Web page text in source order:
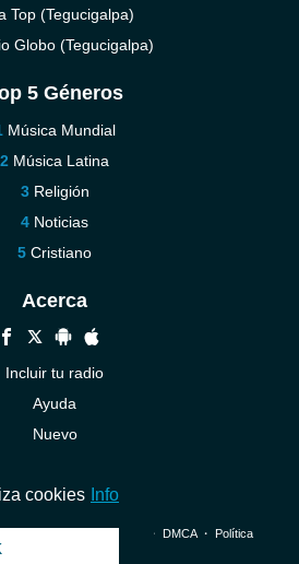
Top (Tegucigalpa)
Globo (Tegucigalpa)
5 Géneros
Música Mundial
Música Latina
Religión
Noticias
Cristiano
Acerca
Incluir tu radio
Ayuda
Nuevo
todos los derechos. ・ DMCA・ Política
cookies Info